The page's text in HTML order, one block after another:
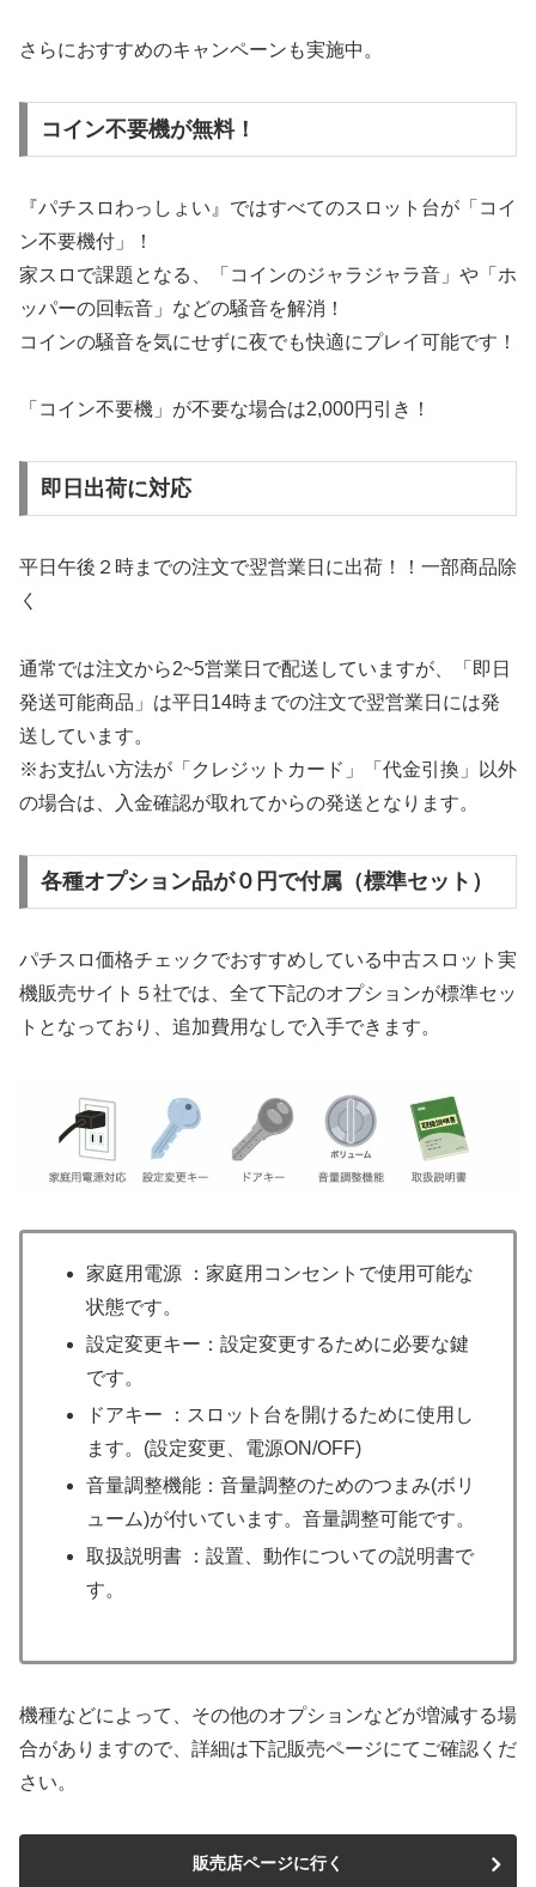
さらにおすすめのキャンペーンも実施中。
コイン不要機が無料！
『パチスロわっしょい』ではすべてのスロット台が「コイ
ン不要機付」！
家スロで課題となる、「コインのジャラジャラ音」や「ホ
ッパーの回転音」などの騒音を解消！
コインの騒音を気にせずに夜でも快適にプレイ可能です！
「コイン不要機」が不要な場合は2,000円引き！
即日出荷に対応
平日午後２時までの注文で翌営業日に出荷！！一部商品除
く
通常では注文から2~5営業日で配送していますが、「即日
発送可能商品」は平日14時までの注文で翌営業日には発
送しています。
※お支払い方法が「クレジットカード」「代金引換」以外
の場合は、入金確認が取れてからの発送となります。
各種オプション品が０円で付属（標準セット）
パチスロ価格チェックでおすすめしている中古スロット実
機販売サイト５社では、全て下記のオプションが標準セッ
トとなっており、追加費用なしで入手できます。
家庭用電源 ：家庭用コンセントで使用可能な
状態です。
設定変更キー：設定変更するために必要な鍵
です。
ドアキー ：スロット台を開けるために使用し
ます。(設定変更、電源ON/OFF)
音量調整機能：音量調整のためのつまみ(ボリ
ューム)が付いています。音量調整可能です。
取扱説明書 ：設置、動作についての説明書で
す。
機種などによって、その他のオプションなどが増減する場
合がありますので、詳細は下記販売ページにてご確認くだ
さい。
販売店ページに行く